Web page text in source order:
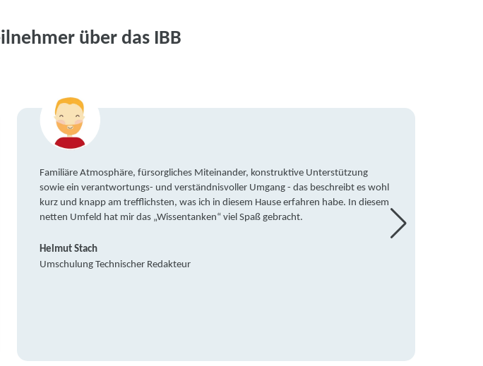
über das IBB
Familiäre Atmosphäre, fürsorgliches Miteinander, konstruktive Unterstützung
sowie ein verantwortungs- und verständnisvoller Umgang - das beschreibt es wohl
kurz und knapp am trefflichsten, was ich in diesem Hause erfahren habe. In diesem
netten Umfeld hat mir das „Wissentanken“ viel Spaß gebracht.
Helmut Stach
Umschulung Technischer Redakteur